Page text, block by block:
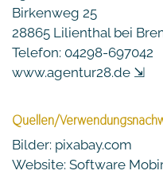
Birkenweg 25
28865 Lilienthal bei
Telefon: 04298-697042
www.agentur28.de ⇲
Quellen/
Bilder: pixabay.com
Website: Software